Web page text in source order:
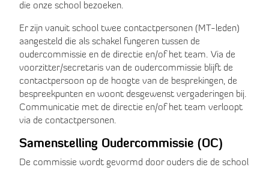
die onze school bezoeken.
Er zijn vanuit school twee contactpersonen (MT-leden)
aangesteld die als schakel fungeren tussen de
oudercommissie en de directie en/of het team. Via de
voorzitter/secretaris van de oudercommissie blijft de
contactpersoon op de hoogte van de besprekingen, de
bespreekpunten en woont desgewenst vergaderingen bij.
Communicatie met de directie en/of het team verloopt
via de contactpersonen.
Samenstelling Oudercommissie (OC)
De commissie wordt gevormd door ouders die de school